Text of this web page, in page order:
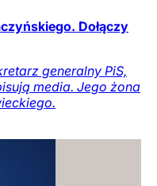
Dołączy
generalny PiS,
media. Jego żona